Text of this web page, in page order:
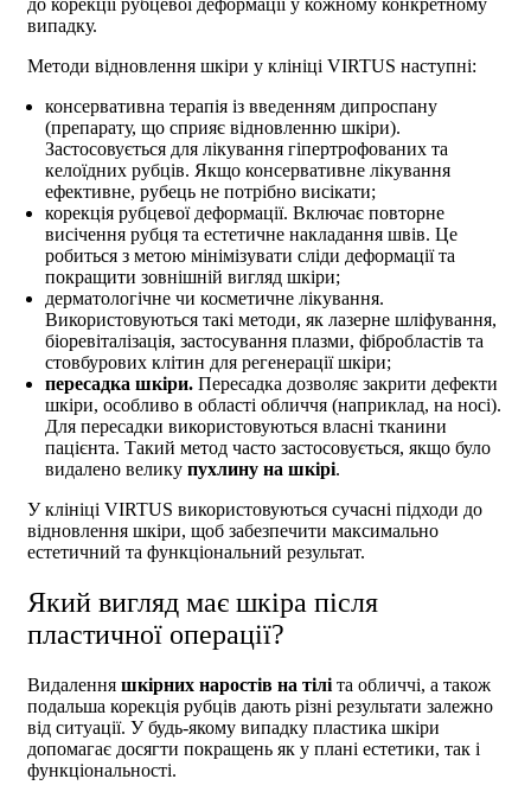
до корекції рубцевої деформації у кожному конкретному
випадку.
Методи відновлення шкіри у клініці VIRTUS наступні:
консервативна терапія із введенням дипроспану
(препарату, що сприяє відновленню шкіри).
Застосовується для лікування гіпертрофованих та
келоїдних рубців. Якщо консервативне лікування
ефективне, рубець не потрібно висікати;
корекція рубцевої деформації. Включає повторне
висічення рубця та естетичне накладання швів. Це
робиться з метою мінімізувати сліди деформації та
покращити зовнішній вигляд шкіри;
дерматологічне чи косметичне лікування.
Використовуються такі методи, як лазерне шліфування,
біоревіталізація, застосування плазми, фібробластів та
стовбурових клітин для регенерації шкіри;
пересадка шкіри. Пересадка дозволяє закрити дефекти
шкіри, особливо в області обличчя (наприклад, на носі).
Для пересадки використовуються власні тканини
пацієнта. Такий метод часто застосовується, якщо було
видалено велику пухлину на шкірі.
У клініці VIRTUS використовуються сучасні підходи до
відновлення шкіри, щоб забезпечити максимально
естетичний та функціональний результат.
Який вигляд має шкіра після
пластичної операції?
Видалення шкірних наростів на тілі та обличчі, а також
подальша корекція рубців дають різні результати залежно
від ситуації. У будь-якому випадку пластика шкіри
допомагає досягти покращень як у плані естетики, так і
функціональності.